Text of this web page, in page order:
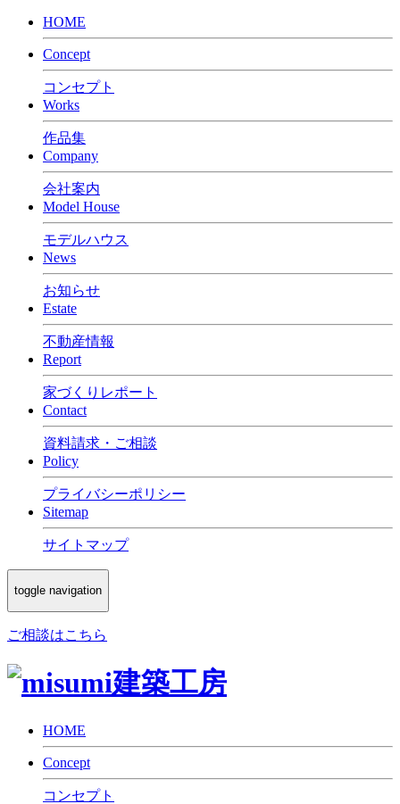
HOME
Concept
コンセプト
Works
作品集
Company
会社案内
Model House
モデルハウス
News
お知らせ
Estate
不動産情報
Report
家づくりレポート
Contact
資料請求・ご相談
Policy
プライバシーポリシー
Sitemap
サイトマップ
toggle navigation
ご相談はこちら
HOME
Concept
コンセプト